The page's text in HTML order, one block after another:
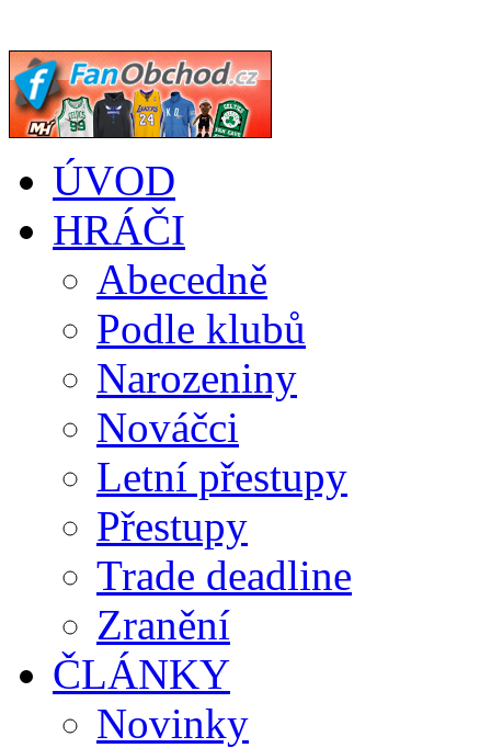
ÚVOD
HRÁČI
Abecedně
Podle klubů
Narozeniny
Nováčci
Letní přestupy
Přestupy
Trade deadline
Zranění
ČLÁNKY
Novinky